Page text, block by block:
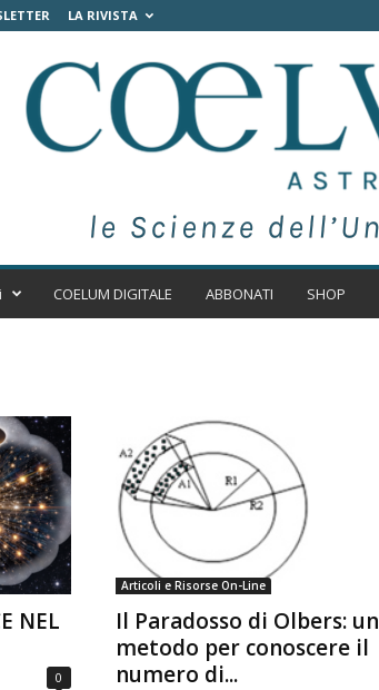
LA RIVISTA
COELUM DIGITALE ABBONATI SHOP
NEL
0
Articoli e Risorse On-Line
Il Paradosso di Olbers: un
metodo per conoscere il
numero di...